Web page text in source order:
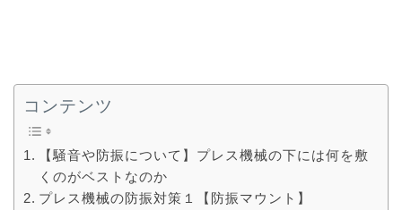
コンテンツ
【騒音や防振について】プレス機械の下には何を敷
くのがベストなのか
プレス機械の防振対策１【防振マウント】